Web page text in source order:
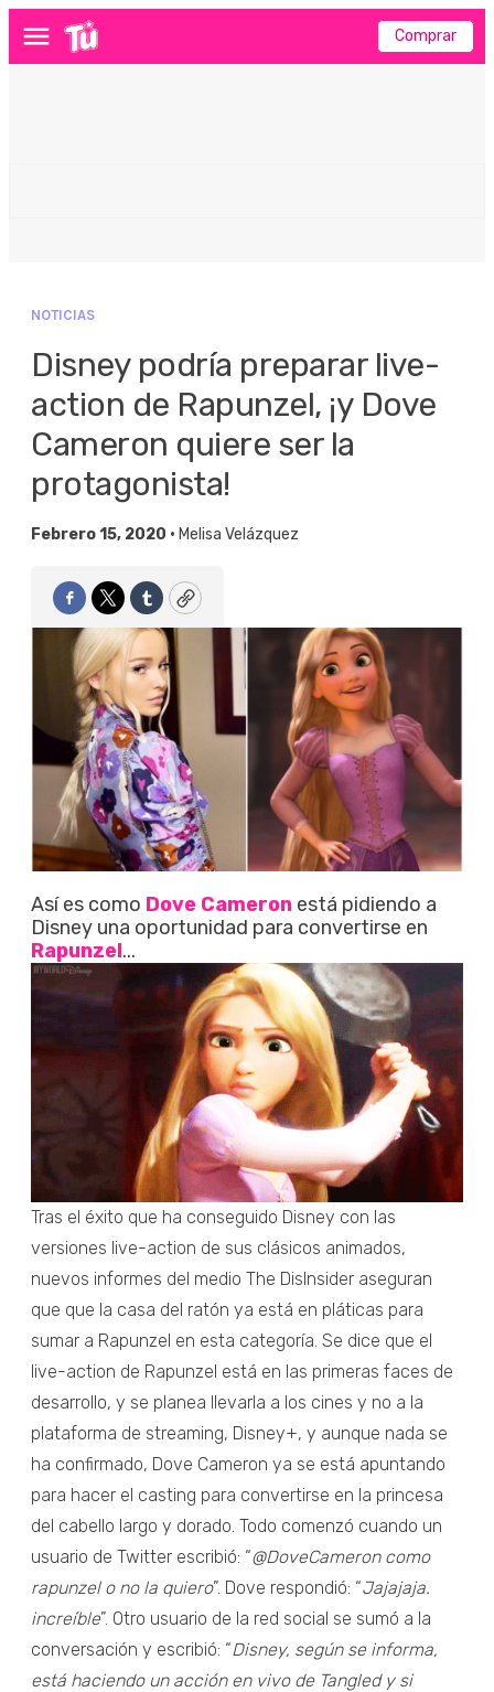
Menú Comprar
NOTICIAS
Disney podría preparar live-
action de Rapunzel, ¡y Dove
Cameron quiere ser la
protagonista!
Febrero 15, 2020 • Melisa Velázquez
Facebook
TwitterTumblrCopy
Así es como Dove Cameron está pidiendo a
Disney una oportunidad para convertirse en
Rapunzel...
Tras el éxito que ha conseguido Disney con las
versiones live-action de sus clásicos animados,
nuevos informes del medio The DisInsider aseguran
que que la casa del ratón ya está en pláticas para
sumar a Rapunzel en esta categoría. Se dice que el
live-action de Rapunzel está en las primeras faces de
desarrollo, y se planea llevarla a los cines y no a la
plataforma de streaming, Disney+, y aunque nada se
ha confirmado, Dove Cameron ya se está apuntando
para hacer el casting para convertirse en la princesa
del cabello largo y dorado. Todo comenzó cuando un
usuario de Twitter escribió: “@DoveCameron como
rapunzel o no la quiero”. Dove respondió: “Jajajaja.
increíble”. Otro usuario de la red social se sumó a la
conversación y escribió: “Disney, según se informa,
está haciendo un acción en vivo de Tangled y si